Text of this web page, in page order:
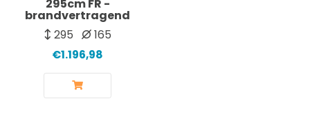
295cm FR -
brandvertragend
295
165
€1.196,98